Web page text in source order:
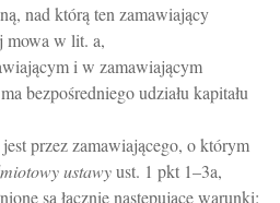
nad którą ten zamawiający
mowa w lit. a,
i w zamawiającym
bezpośredniego udziału kapitału
przez zamawiającego, o którym
ustawyust. 1 pkt 1–3a,
są łącznie następujące warunki: